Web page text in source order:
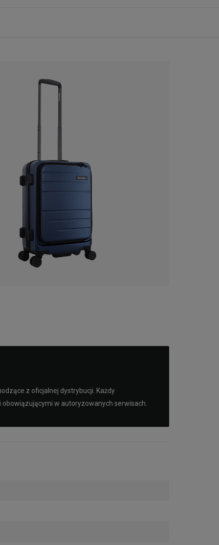
z oficjalnej dystrybucji. Każdy
w autoryzowanych serwisach.